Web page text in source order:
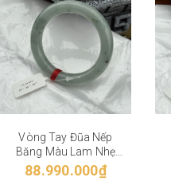
Vòng Tay Đũa Nếp
Băng Màu Lam Nhẹ
VT-28-003
88.990.000₫